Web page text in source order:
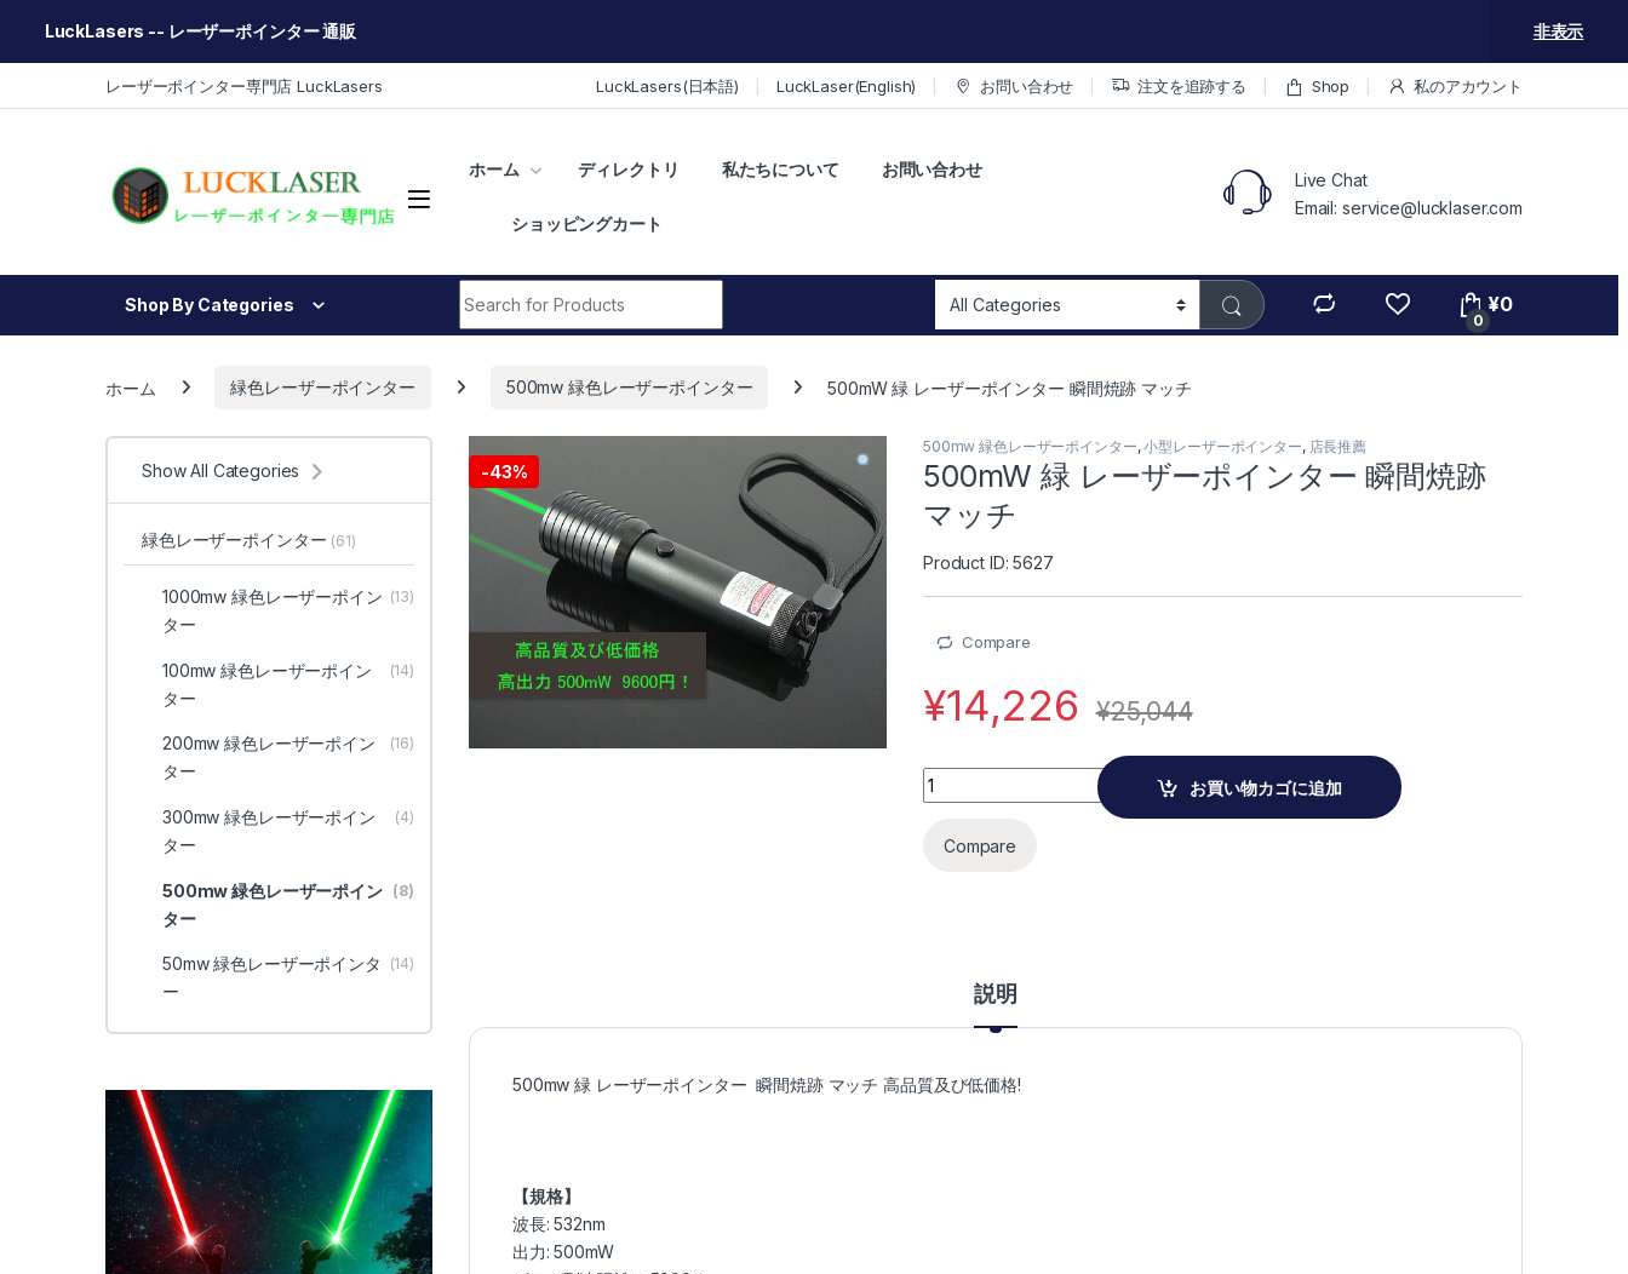
LuckLasers -- レーザーポインター 通販 非表示
レーザーポインター専門店 LuckLasers LuckLasers(日本語) LuckLaser(English) お問い合わせ 注文を追跡する Shop 私のアカウント
ホーム ディレクトリ 私たちについて お問い合わせ
ショッピングカート
Live Chat
Email: service@lucklaser.com
Shop By Categories
0
¥0
ホーム 緑色レーザーポインター 500mw 緑色レーザーポインター 500mW 緑 レーザーポインター 瞬間焼跡 マッチ
-43%
500mw 緑色レーザーポインター,小型レーザーポインター, 店長推薦
500mW 緑 レーザーポインター 瞬間焼跡
マッチ
Product ID: 5627
Compare
¥14,226 ¥25,044
500mW 緑 レーザーポインター 瞬間焼跡 マッチ quantity
お買い物カゴに追加
Compare
説明
500mw 緑 レーザーポインター 瞬間焼跡 マッチ 高品質及び低価格!
【規格】
波長: 532nm
出力: 500mW
Show All Categories
緑色レーザーポインター (61)
1000mw 緑色レーザーポイン
ター
(13)
100mw 緑色レーザーポイン
ター
(14)
200mw 緑色レーザーポイン
ター
(16)
300mw 緑色レーザーポイン
ター
(4)
500mw 緑色レーザーポイン
ター
(8)
50mw 緑色レーザーポインタ
ー
(14)